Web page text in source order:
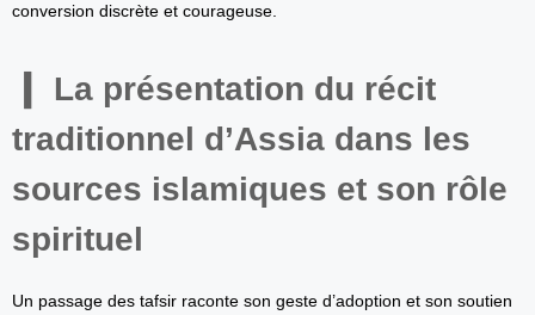
conversion discrète et courageuse.
La présentation du récit
traditionnel d’Assia dans les
sources islamiques et son rôle
spirituel
Un passage des tafsir raconte son geste d’adoption et son soutien